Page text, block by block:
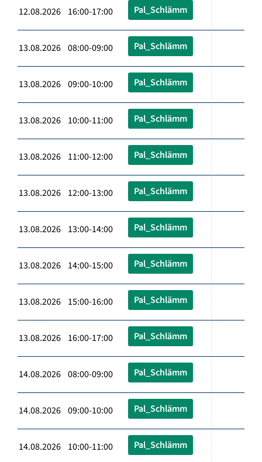
12.08.2026 16:00-17:00 Pal_Schlämm
13.08.2026 08:00-09:00 Pal_Schlämm
13.08.2026 09:00-10:00 Pal_Schlämm
13.08.2026 10:00-11:00 Pal_Schlämm
13.08.2026 11:00-12:00 Pal_Schlämm
13.08.2026 12:00-13:00 Pal_Schlämm
13.08.2026 13:00-14:00 Pal_Schlämm
13.08.2026 14:00-15:00 Pal_Schlämm
13.08.2026 15:00-16:00 Pal_Schlämm
13.08.2026 16:00-17:00 Pal_Schlämm
14.08.2026 08:00-09:00 Pal_Schlämm
14.08.2026 09:00-10:00 Pal_Schlämm
14.08.2026 10:00-11:00 Pal_Schlämm